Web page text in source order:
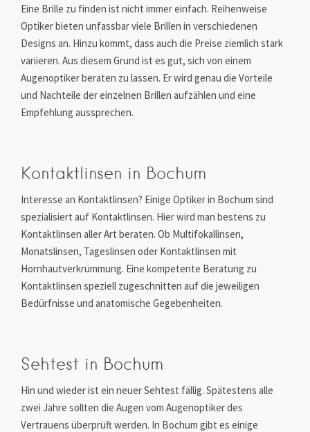
Eine Brille zu finden ist nicht immer einfach. Reihenweise
Optiker bieten unfassbar viele Brillen in verschiedenen
Designs an. Hinzu kommt, dass auch die Preise ziemlich stark
variieren. Aus diesem Grund ist es gut, sich von einem
Augenoptiker beraten zu lassen. Er wird genau die Vorteile
und Nachteile der einzelnen Brillen aufzählen und eine
Empfehlung aussprechen.
Kontaktlinsen in Bochum
Interesse an Kontaktlinsen? Einige Optiker in Bochum sind
spezialisiert auf Kontaktlinsen. Hier wird man bestens zu
Kontaktlinsen aller Art beraten. Ob Multifokallinsen,
Monatslinsen, Tageslinsen oder Kontaktlinsen mit
Hornhautverkrümmung. Eine kompetente Beratung zu
Kontaktlinsen speziell zugeschnitten auf die jeweiligen
Bedürfnisse und anatomische Gegebenheiten.
Sehtest in Bochum
Hin und wieder ist ein neuer Sehtest fällig. Spätestens alle
zwei Jahre sollten die Augen vom Augenoptiker des
Vertrauens überprüft werden. In Bochum gibt es einige